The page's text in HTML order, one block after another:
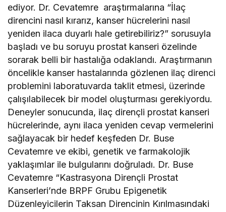
ediyor. Dr. Cevatemre araştırmalarına “İlaç
direncini nasıl kırarız, kanser hücrelerini nasıl
yeniden ilaca duyarlı hale getirebiliriz?” sorusuyla
başladı ve bu soruyu prostat kanseri özelinde
sorarak belli bir hastalığa odaklandı. Araştırmanın
öncelikle kanser hastalarında gözlenen ilaç direnci
problemini laboratuvarda taklit etmesi, üzerinde
çalışılabilecek bir model oluşturması gerekiyordu.
Deneyler sonucunda, ilaç dirençli prostat kanseri
hücrelerinde, aynı ilaca yeniden cevap vermelerini
sağlayacak bir hedef keşfeden Dr. Buse
Cevatemre ve ekibi, genetik ve farmakolojik
yaklaşımlar ile bulgularını doğruladı. Dr. Buse
Cevatemre “Kastrasyona Dirençli Prostat
Kanserleri’nde BRPF Grubu Epigenetik
Düzenleyicilerin Taksan Direncinin Kırılmasındaki